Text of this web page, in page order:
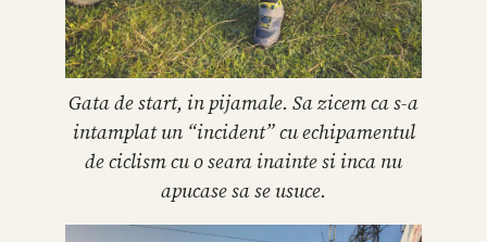
Gata de start, in pijamale. Sa zicem ca s-a
intamplat un “incident” cu echipamentul
de ciclism cu o seara inainte si inca nu
apucase sa se usuce.